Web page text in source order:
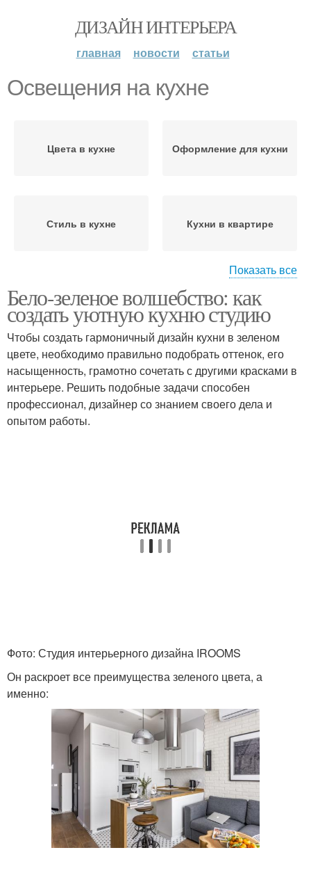
ДИЗАЙН ИНТЕРЬЕРА
главная новости статьи
Освещения на кухне
Цвета в кухне Оформление для кухни
Стиль в кухне Кухни в квартире
Кухни в студии Бело-зеленые кухни
Кухни из дерева
Столешницы для бело-
зеленых кухонь
Показать все
Бело-зеленое волшебство: как
создать уютную кухню студию
Чтобы создать гармоничный дизайн кухни в зеленом
цвете, необходимо правильно подобрать оттенок, его
насыщенность, грамотно сочетать с другими красками в
интерьере. Решить подобные задачи способен
профессионал, дизайнер со знанием своего дела и
опытом работы.
Фото: Студия интерьерного дизайна IROOMS
Он раскроет все преимущества зеленого цвета, а
именно: